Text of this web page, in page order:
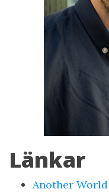
Länkar
Another World